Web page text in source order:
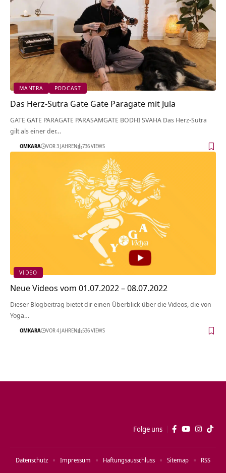
MANTRA PODCAST
Das Herz-Sutra Gate Gate Paragate mit Jula
GATE GATE PARAGATE PARASAMGATE BODHI SVAHA Das Herz-Sutra
gilt als einer der…
OMKARA VOR 3 JAHREN 736 VIEWS
VIDEO
Neue Videos vom 01.07.2022 – 08.07.2022
Dieser Blogbeitrag bietet dir einen Überblick über die Videos, die von
Yoga…
OMKARA VOR 4 JAHREN 536 VIEWS
Folge uns
Datenschutz Impressum Haftungsausschluss Sitemap RSS